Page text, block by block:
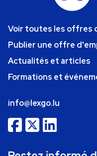
Voir toutes les offres
Publier une offre
Actualités et articles
Formations et
info@lexgo.lu